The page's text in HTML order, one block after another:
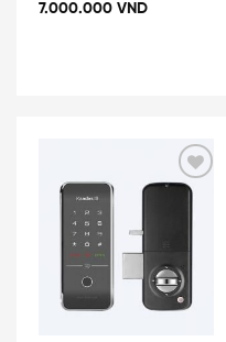
7.000.000 VND
Add